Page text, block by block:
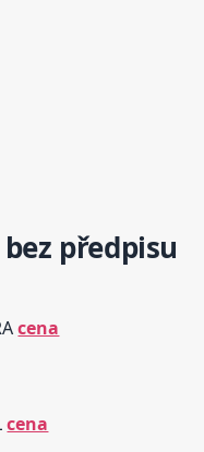
předpisu
cena
cena